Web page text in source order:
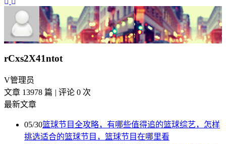
rCxs2X41ntot
V管理员
文章 13978 篇 | 评论 0 次
最新文章
05/30篮球节目全攻略，有哪些值得追的篮球综艺，怎样
挑选适合的篮球节目，篮球节目在哪里看